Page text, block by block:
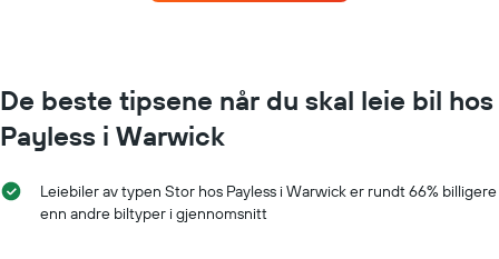
månedene
Diagrammets
1
Y-
viser
gjennomsnittsprisen
De beste tipsene når du skal leie bil hos
Payless i Warwick
Leiebiler av typen Stor hos Payless i Warwick er rundt 66% billigere
enn andre biltyper i gjennomsnitt